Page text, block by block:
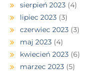
sierpień 2023 (4)
lipiec 2023 (3)
czerwiec 2023 (3)
maj 2023 (4)
kwiecień 2023 (6)
marzec 2023 (5)